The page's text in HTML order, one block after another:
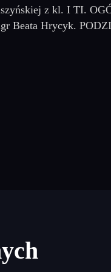
z kl. I TI.
Beata Hrycyk.